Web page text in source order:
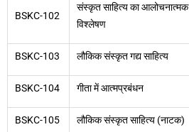
BSKC-102
संस्कृत साहित्य का आलोचनात्मक
विश्लेषण
BSKC-103 लौकिक संस्कृत गद्य साहित्य
BSKC-104 गीता में आत्मप्रबंधन
BSKC-105 लौकिक संस्कृत साहित्य (नाटक)